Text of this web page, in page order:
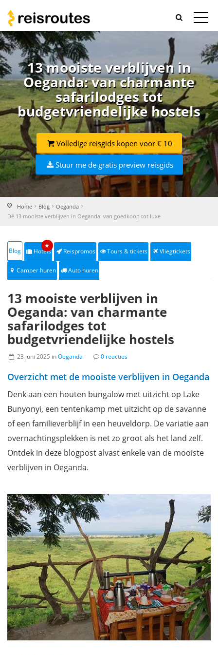
13 mooiste verblijven in
Oeganda: van charmante
safarilodges tot
budgetvriendelijke hostels
Volledige reisgids kopen voor € 10
Stuur me de gratis preview reisgids
Home Blog
Oeganda
Dé 13 mooiste verblijven in Oeganda: van goedkoop tot luxe
Blog Hotels
★
Reispromos Tours & tickets Vliegtickets
Camper huren Auto huren
13 mooiste verblijven in
Oeganda: van charmante
safarilodges tot
budgetvriendelijke hostels
23 juni 2025 inOeganda 0 reacties
Overzicht met de mooiste verblijven in Oeganda
Denk aan een houten bungalow met uitzicht op Lake
Bunyonyi, een tentenkamp met uitzicht op de savanne
of een familieverblijf in een heuveldorp. De variatie aan
overnachtingsplekken is net zo groot als het land zelf.
Ontdek in deze blogpost alvast enkele van de mooiste
verblijven in Oeganda.